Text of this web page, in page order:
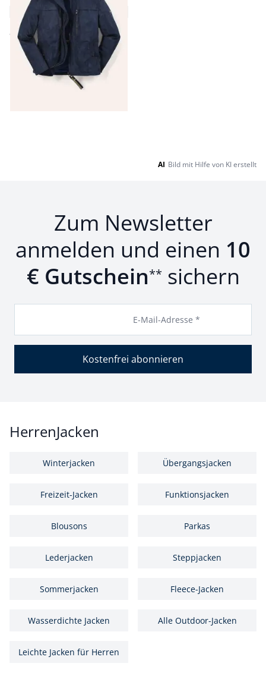
4,8 (160)
ab € 149,99
AI Bild mit Hilfe von KI erstellt
Zum Newsletter
anmelden und einen 10
€ Gutschein** sichern
E-Mail-Adresse *
Kostenfrei abonnieren
HerrenJacken
Winterjacken Übergangsjacken
Freizeit-Jacken Funktionsjacken
Blousons Parkas
Lederjacken Steppjacken
Sommerjacken Fleece-Jacken
Wasserdichte Jacken Alle Outdoor-Jacken
Leichte Jacken für Herren